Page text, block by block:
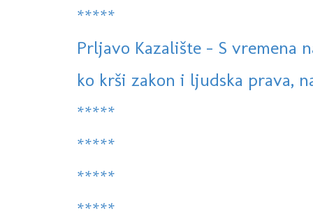
*****
Prljavo Kazalište - S vremena
ko krši zakon i ljudska prava,
*****
*****
*****
*****